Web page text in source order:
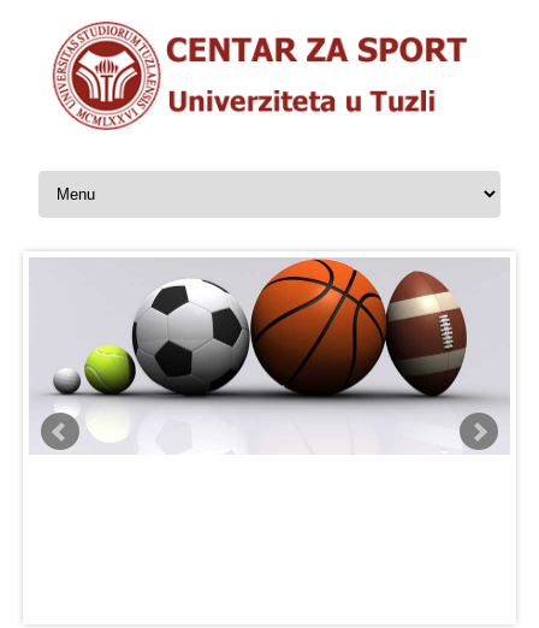
Skip to content